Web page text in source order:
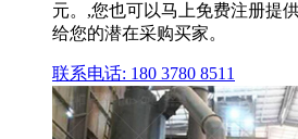
元。,您也可以马上免费注册提
给您的潜在采购买家。
联系电话: 180 3780 8511